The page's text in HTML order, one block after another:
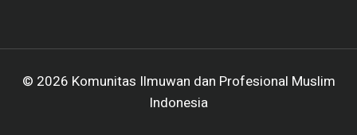
© 2026 Komunitas Ilmuwan dan Profesional Muslim
Indonesia